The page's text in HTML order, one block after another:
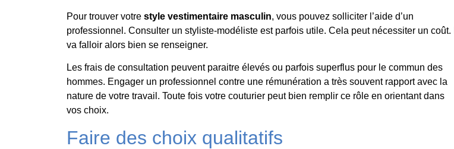
Pour trouver votre style vestimentaire masculin, vous pouvez solliciter l’aide d’un
professionnel. Consulter un styliste-modéliste est parfois utile. Cela peut nécessiter un coût. Il
va falloir alors bien se renseigner.
Les frais de consultation peuvent paraitre élevés ou parfois superflus pour le commun des
hommes. Engager un professionnel contre une rémunération a très souvent rapport avec la
nature de votre travail. Toute fois votre couturier peut bien remplir ce rôle en orientant dans
vos choix.
Faire des choix qualitatifs